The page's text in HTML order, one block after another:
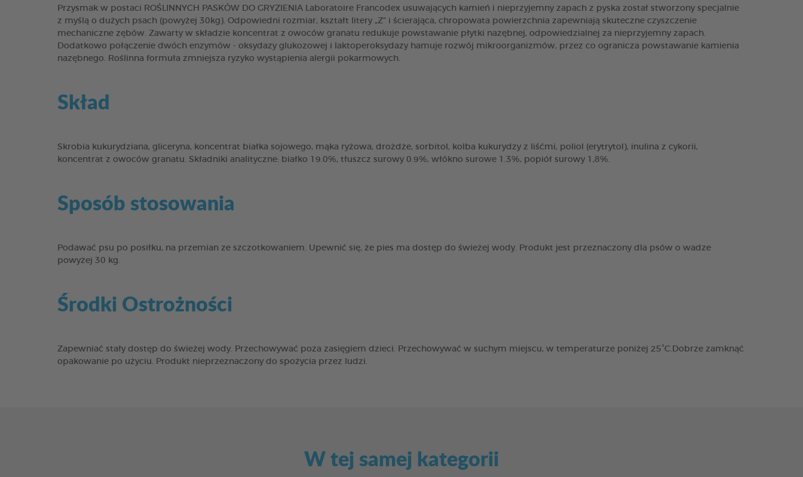
Przysmak w postaci ROŚLINNYCH PASKÓW DO GRYZIENIA Laboratoire Francodex usuwających kamień i nieprzyjemny zapach z pyska został stworzony specjalnie
z myślą o dużych psach (powyżej 30kg). Odpowiedni rozmiar, kształt litery „Z” i ścierająca, chropowata powierzchnia zapewniają skuteczne czyszczenie
mechaniczne zębów. Zawarty w składzie koncentrat z owoców granatu redukuje powstawanie płytki nazębnej, odpowiedzialnej za nieprzyjemny zapach.
Dodatkowo połączenie dwóch enzymów - oksydazy glukozowej i laktoperoksydazy hamuje rozwój mikroorganizmów, przez co ogranicza powstawanie kamienia
nazębnego. Roślinna formuła zmniejsza ryzyko wystąpienia alergii pokarmowych.
Skład
Skrobia kukurydziana, gliceryna, koncentrat białka sojowego, mąka ryżowa, drożdże, sorbitol, kolba kukurydzy z liśćmi, poliol (erytrytol), inulina z cykorii,
koncentrat z owoców granatu. Składniki analityczne: białko 19.0%, tłuszcz surowy 0.9%, włókno surowe 1.3%, popiół surowy 1,8%.
Sposób stosowania
Podawać psu po posiłku, na przemian ze szczotkowaniem. Upewnić się, że pies ma dostęp do świeżej wody. Produkt jest przeznaczony dla psów o wadze
powyżej 30 kg.
Środki Ostrożności
Zapewniać stały dostęp do świeżej wody. Przechowywać poza zasięgiem dzieci. Przechowywać w suchym miejscu, w temperaturze poniżej 25°C.Dobrze zamknąć
opakowanie po użyciu. Produkt nieprzeznaczony do spożycia przez ludzi.
W tej samej kategorii